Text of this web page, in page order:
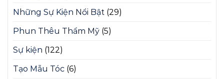
Những Sự Kiện Nổi Bật (29)
Phun Thêu Thẩm Mỹ (5)
Sự kiện (122)
Tạo Mẫu Tóc (6)